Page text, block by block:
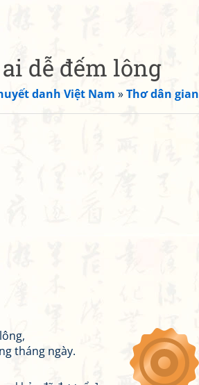
dễ đếm lông
danh Việt Nam »Thơ dân gian
tháng ngày.